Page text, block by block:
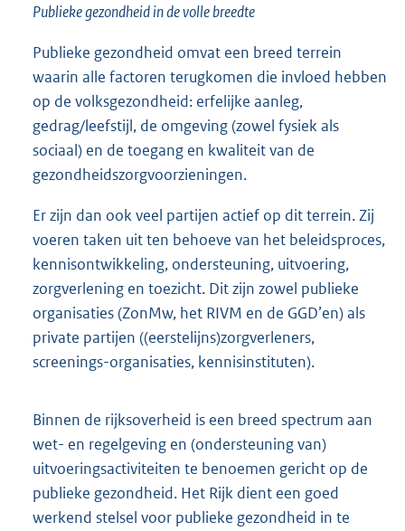
Publieke gezondheid in de volle breedte
Publieke gezondheid omvat een breed terrein
waarin alle factoren terugkomen die invloed hebben
op de volksgezondheid: erfelijke aanleg,
gedrag/leefstijl, de omgeving (zowel fysiek als
sociaal) en de toegang en kwaliteit van de
gezondheidszorgvoorzieningen.
Er zijn dan ook veel partijen actief op dit terrein. Zij
voeren taken uit ten behoeve van het beleidsproces,
kennisontwikkeling, ondersteuning, uitvoering,
zorgverlening en toezicht. Dit zijn zowel publieke
organisaties (ZonMw, het RIVM en de GGD’en) als
private partijen ((eerstelijns)zorgverleners,
screenings-organisaties, kennisinstituten).
Binnen de rijksoverheid is een breed spectrum aan
wet- en regelgeving en (ondersteuning van)
uitvoeringsactiviteiten te benoemen gericht op de
publieke gezondheid. Het Rijk dient een goed
werkend stelsel voor publieke gezondheid in te